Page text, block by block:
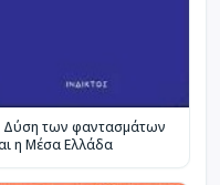
Δύση των φαντασμάτων
η Μέσα Ελλάδα